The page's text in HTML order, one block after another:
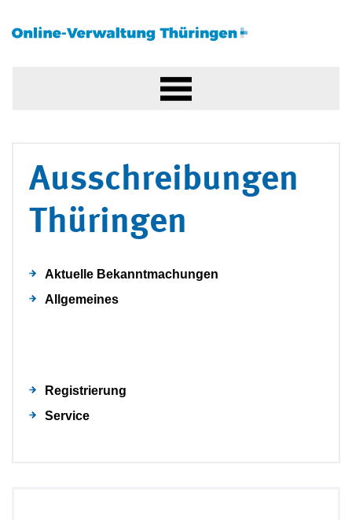
Ausschreibungen
Thüringen
Aktuelle Bekanntmachungen
Allgemeines
Registrierung
Service